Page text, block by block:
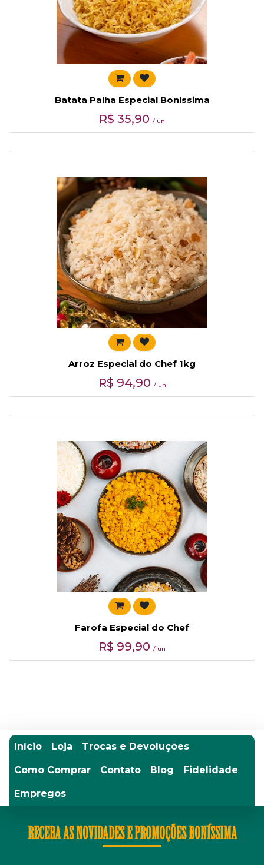
Batata Palha Especial Boníssima
R$ 35,90 / un
Arroz Especial do Chef 1kg
R$ 94,90 / un
Farofa Especial do Chef
R$ 99,90 / un
Início Loja Trocas e Devoluções
Como Comprar Contato Blog Fidelidade
Empregos
RECEBA AS NOVIDADES E PROMOÇÕES BONÍSSIMA